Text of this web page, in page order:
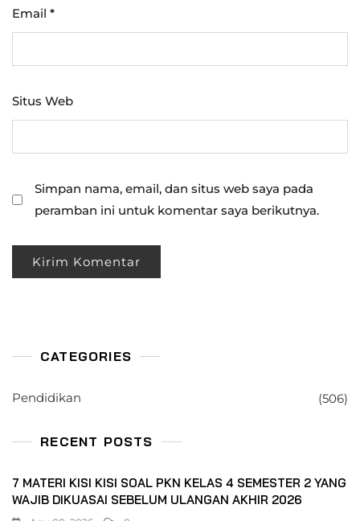
Email *
Situs Web
Simpan nama, email, dan situs web saya pada
peramban ini untuk komentar saya berikutnya.
CATEGORIES
Pendidikan (506)
RECENT POSTS
7 MATERI KISI KISI SOAL PKN KELAS 4 SEMESTER 2 YANG
WAJIB DIKUASAI SEBELUM ULANGAN AKHIR 2026